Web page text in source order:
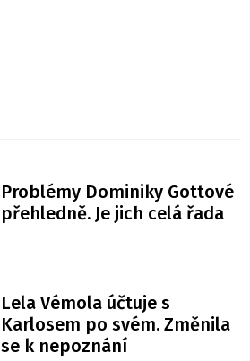
Problémy Dominiky Gottové
přehledně. Je jich celá řada
Lela Vémola účtuje s
Karlosem po svém. Změnila
se k nepoznání